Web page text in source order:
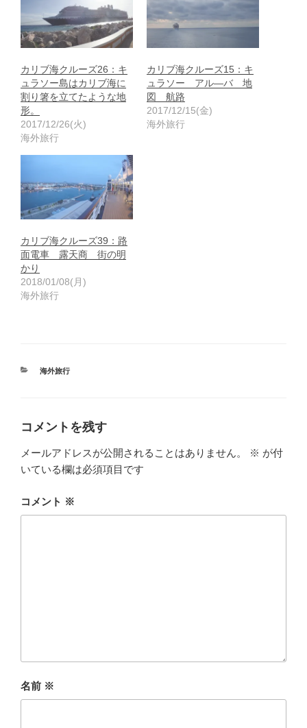
カリブ海クルーズ26：キ
ュラソー島はカリブ海に
割り箸を立てたような地
形。
2017/12/26(火)
海外旅行
カリブ海クルーズ15：キ
ュラソー アル―バ 地
図 航路
2017/12/15(金)
海外旅行
カリブ海クルーズ39：路
面電車 露天商 街の明
かり
2018/01/08(月)
海外旅行
カ
海外旅行
コメントを残す
メールアドレスが公開されることはありません。 ※ が付
いている欄は必須項目です
コメント ※
名前 ※